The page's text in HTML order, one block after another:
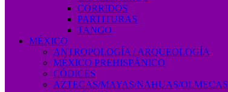
CORRIDOS
PARTITURAS
TANGO
MÉXICO
ANTROPOLOGÍA / ARQUEOLOGÍA
MÉXICO PREHISPÁNICO
CÓDICES
AZTECAS/MAYAS/NAHUAS/OLMECAS